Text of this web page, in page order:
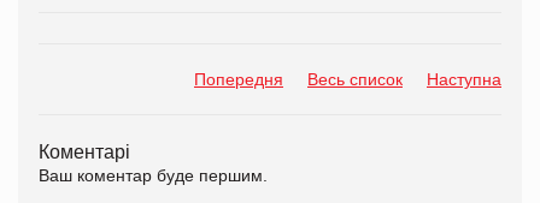
Попередня Весь список Наступна
Коментарі
Ваш коментар буде першим.